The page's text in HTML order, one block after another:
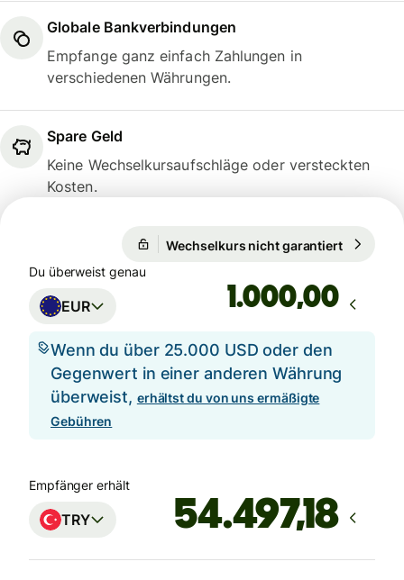
Globale Bankverbindungen
Empfange ganz einfach Zahlungen in
verschiedenen Währungen.
Spare Geld
Keine Wechselkursaufschläge oder versteckten
Kosten.
Wechselkurs nicht garantiert
Du überweist genau
EUR ,00
Wenn du über 25.000 USD oder den
Gegenwert in einer anderen Währung
überweist, erhältst du von uns ermäßigte
Gebühren
Empfänger erhält
TRY